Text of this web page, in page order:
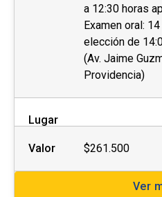
a 12:30 horas
Examen oral:
elección de
(Av. Jaime
Providencia)
Lugar
Valor $261.500
Ver